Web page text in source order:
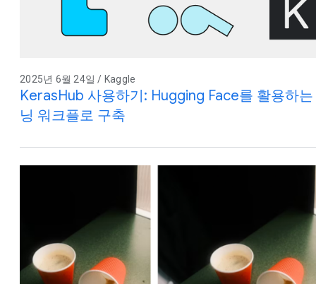
2025년 6월 24일 / Kaggle
KerasHub 사용하기: Hugging Face를 활용하
닝 워크플로 구축